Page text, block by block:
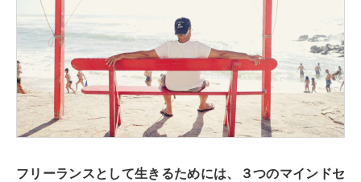
フリーランスとして生きるためには、３つのマインドセ